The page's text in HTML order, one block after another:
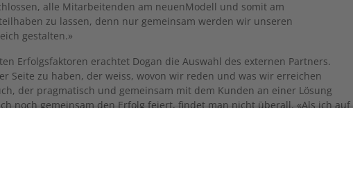
alle Mitarbeitenden am neuenModell und somit am
zu lassen, denn nur gemeinsam werden wir unseren
gestalten.»
Erfolgsfaktoren erachtet Dogan die Auswahl des externen Partners.
Seite zu haben, der weiss, wovon wir reden und was wir erreichen
der pragmatisch und gemeinsam mit dem Kunden an einer Lösung
noch gemeinsam den Erfolg feiert, findet man nicht überall. «Als ich auf